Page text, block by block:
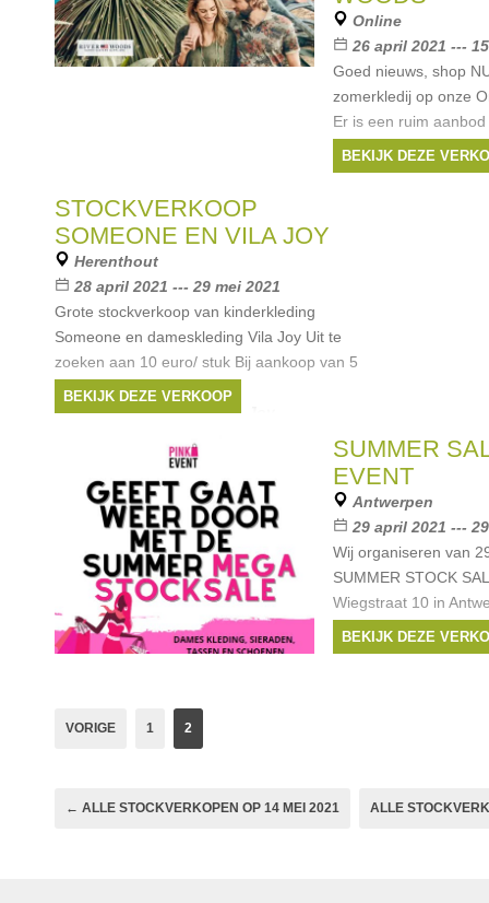
Online
26 april 2021 ---
Goed nieuws, shop
zomerkledij op onze
Er is een ruim
zeker een kijkje:
https://
BEKIJK DEZE
STOCKVERKOOP
SOMEONE EN VILA JOY
Herenthout
28 april 2021 --- 29 mei 2021
Grote stockverkoop van kinderkleding
Someone en dameskleding Vila Joy Uit te
zoeken aan 10 euro/ stuk Bij aankoop van 5
stuks het 6e stuk gratis !
Merken:Someone,Vila Joy
BEKIJK DEZE VERKOOP
SUMMER
EVENT
Antwerpen
29 april 2021 ---
Wij organiseren van
SUMMER STOCK
Wiegstraat 10 in
welkom op
tot 18.00 uur en
BEKIJK DEZE
VORIGE 1 2
← ALLE STOCKVERKOPEN OP 14 MEI 2021 ALLE